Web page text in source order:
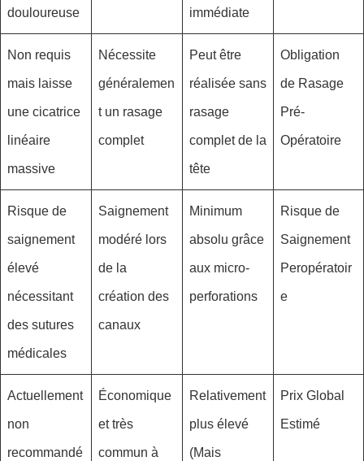
immédiate
douloureuse
Obligation
de Rasage
Pré-
Opératoire
Peut être
réalisée sans
rasage
complet de la
tête
Nécessite
généralemen
t un rasage
complet
Non requis
mais laisse
une cicatrice
linéaire
massive
Risque de
Saignement
Peropératoir
e
Minimum
absolu grâce
aux micro-
perforations
Saignement
modéré lors
de la
création des
canaux
Risque de
saignement
élevé
nécessitant
des sutures
médicales
Prix Global
Estimé
Relativement
plus élevé
(Mais
Économique
et très
commun à
Actuellement
non
recommandé